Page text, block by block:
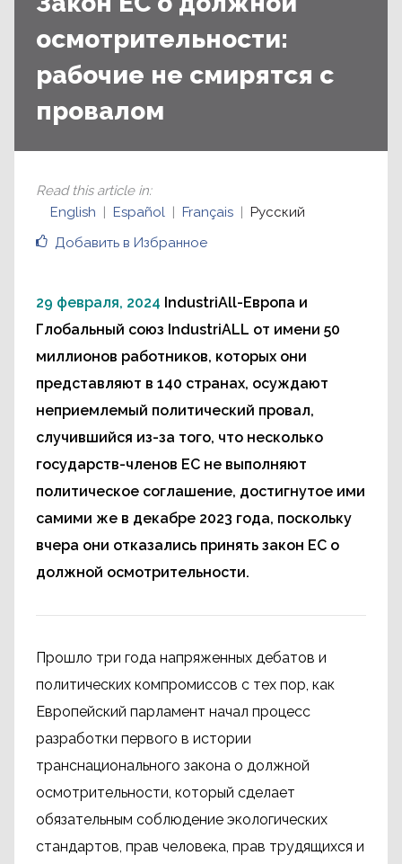
осмотрительности:
рабочие не смирятся с
провалом
Добавить в Избранное
Read this article in:
English
Español Français Русский
29 февраля, 2024 IndustriAll-Европа и
Глобальный союз IndustriALL от имени 50
миллионов работников, которых они
представляют в 140 странах, осуждают
неприемлемый политический провал,
случившийся из-за того, что несколько
государств-членов ЕС не выполняют
политическое соглашение, достигнутое ими
самими же в декабре 2023 года, поскольку
вчера они отказались принять закон ЕС о
должной осмотрительности.
Прошло три года напряженных дебатов и
политических компромиссов с тех пор, как
Европейский парламент начал процесс
разработки первого в истории
транснационального закона о должной
осмотрительности, который сделает
обязательным соблюдение экологических
стандартов, прав человека, прав трудящихся и